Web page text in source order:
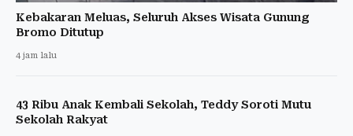
Kebakaran Meluas, Seluruh Akses Wisata Gunung
Bromo Ditutup
4 jam lalu
43 Ribu Anak Kembali Sekolah, Teddy Soroti Mutu
Sekolah Rakyat